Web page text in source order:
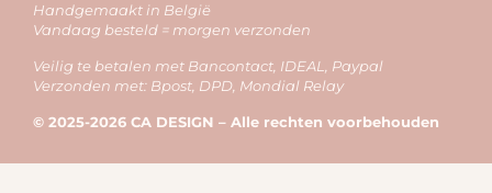
Handgemaakt in België
Vandaag besteld = morgen verzonden
Veilig te betalen met Bancontact, IDEAL, Paypal
Verzonden met: Bpost, DPD, Mondial Relay
© 2025-2026 CA DESIGN – Alle rechten voorbehouden